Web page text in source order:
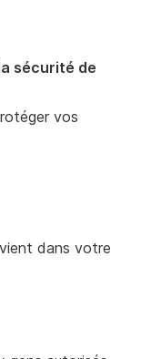
sécurité de
vos
dans votre